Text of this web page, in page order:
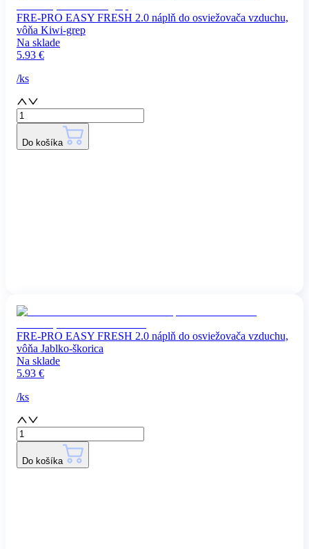
FRE-PRO EASY FRESH 2.0 náplň do osviežovača vzduchu,
vôňa Kiwi-grep
Na sklade
5.93 €
/ks
Do košíka
FRE-PRO EASY FRESH 2.0 náplň do osviežovača vzduchu,
vôňa Jablko-škorica
Na sklade
5.93 €
/ks
Do košíka